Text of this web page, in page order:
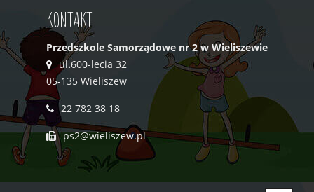
KONTAKT
Przedszkole Samorządowe nr 2 w Wieliszewie
ul.600-lecia 32
05-135 Wieliszew
22 782 38 18
ps2@wieliszew.pl